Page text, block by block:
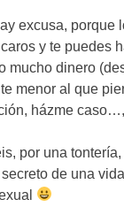
excusa, porque
y te puedes
mucho dinero (
menor al que
, házme caso…,
, por una tontería
de una